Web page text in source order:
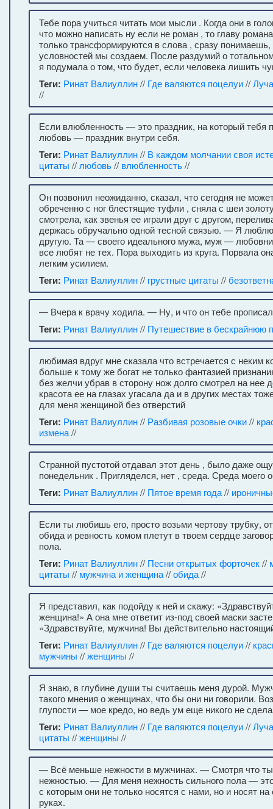
Тебе пора учиться читать мои мысли . Когда они в
что можно написать ну если не роман , то главу
только трансформируются в слова , сразу понимаешь,
условностей мы создаем. После раздумий о
я подумала о том, что будет, если человека лишить
Теги: Ринат Валиуллин// Где валяются поцелуи//
//
Если влюбленность — это праздник, на который тебя
любовь — праздник внутри себя.
Теги: Ринат Валиуллин// В каждом молчании своя
цитаты // любовь// влюбленность//
Он позвонил неожиданно, сказал, что сегодня не
обреченно с ног блестящие туфли , сняла с шеи
смотрела, как звенья ее играли друг с другом,
держась обручально одной тесной связью. — Я
другую. Та — своего идеального мужа, муж —
все любят не тех. Пора выходить из круга. Порвала
легким усилием.
Теги: Ринат Валиуллин// грустные цитаты //
— Вчера к врачу ходила. — Ну, и что он тебе
Теги: Ринат Валиуллин// Путешествие в бескрайнюю
любимая вдруг мне сказала что встречается с неким
больше к тому же богат не только фантазией
без желчи убрав в сторону нож долго смотрел на
красота ее на глазах угасала да и в других местах
для меня женщиной без отверстий
Теги: Ринат Валиуллин// Разбивая розовые очки//
измена//
Странной пустотой отдавал этот день , было даже
понедельник . Пригляделся, нет , среда. Среда моего
Теги: Ринат Валиуллин// Пятое время года//
Если ты любишь его, просто возьми чертову трубку,
обида и ревность комом плетут в твоем сердце
пола.
Теги: Ринат Валиуллин// Песни открытых форточек//
цитаты // мужчина и женщина//обида//
Я представил, как подойду к ней и скажу:
женщина!» А она мне ответит из-под своей маски
«Здравствуйте, мужчина! Вы действительно
Теги: Ринат Валиуллин// Где валяются поцелуи//
мужчины //женщины //
Я знаю, в глубине души ты считаешь меня дурой.
такого мнения о женщинах, что бы они ни говорили.
глупости — мое кредо, но ведь ум еще никого не
Теги: Ринат Валиуллин// Где валяются поцелуи//
цитаты //женщины //
— Всё меньше нежности в мужчинах. — Смотря что
нежностью. — Для меня нежность сильного пола —
с которым они не только носятся с нами, но и носят
руках.